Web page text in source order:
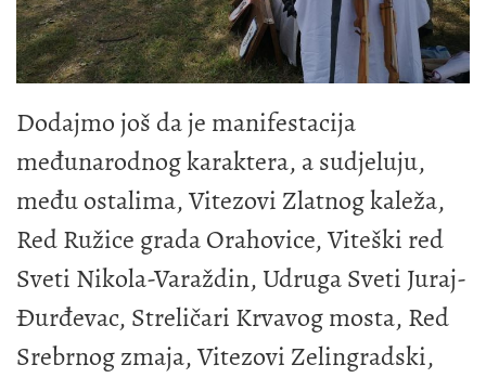
Dodajmo još da je manifestacija
međunarodnog karaktera, a sudjeluju,
među ostalima, Vitezovi Zlatnog kaleža,
Red Ružice grada Orahovice, Viteški red
Sveti Nikola-Varaždin, Udruga Sveti Juraj-
Đurđevac, Streličari Krvavog mosta, Red
Srebrnog zmaja, Vitezovi Zelingradski,